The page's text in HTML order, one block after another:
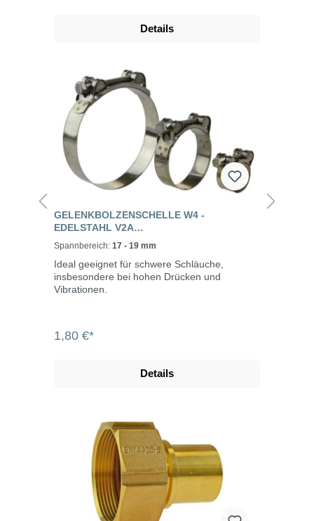
Details
GELENKBOLZENSCHELLE W4 -
EDELSTAHL V2A
(SPANNBACKENSCHELLE)
Spannbereich: 17 - 19 mm
Ideal geeignet für schwere Schläuche,
insbesondere bei hohen Drücken und
Vibrationen.
1,80 €*
Details